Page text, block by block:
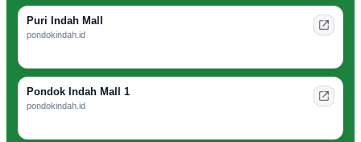
Puri Indah Mall
pondokindah.id
Pondok Indah Mall 1
pondokindah.id